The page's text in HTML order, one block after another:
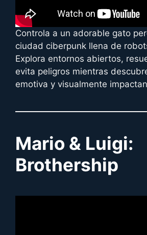
Controla a un adorable gato
ciudad ciberpunk llena de
Explora entornos abiertos,
evita peligros mientras
emotiva y visualmente
Mario & Luigi:
Brothership